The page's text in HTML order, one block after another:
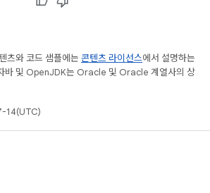
츠와 코드 샘플에는 콘텐츠 라이선스에서 설명하는
바 및 OpenJDK는 Oracle 및 Oracle 계열사의 상
14(UTC)